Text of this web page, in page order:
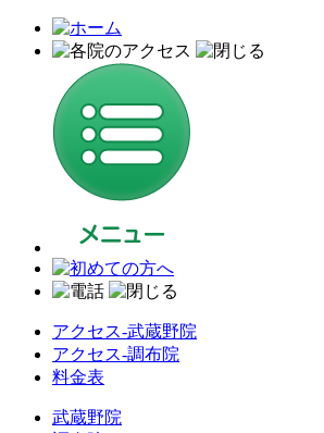
アクセス-武蔵野院
アクセス-調布院
料金表
武蔵野院